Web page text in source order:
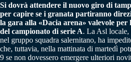
Si dovrà attendere il nuovo giro di
per capire se i granata partiranno
la gara alla «Dacia arena» valevole
del campionato di serie A. La Asl locale,
nel gruppo squadra salernitano, ha
che, tuttavia, nella mattinata di martedì
9 se non dovessero emergere ulteriori